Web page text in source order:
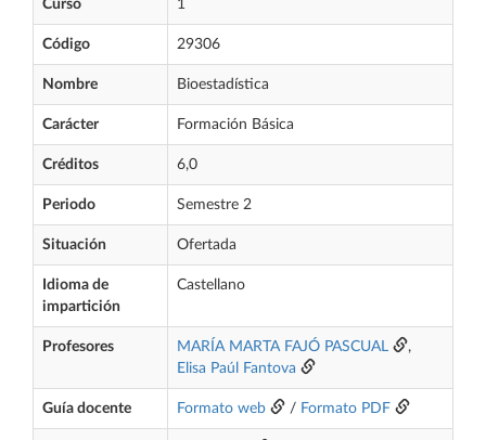
Curso 1
Código 29306
Nombre Bioestadística
Carácter Formación Básica
Créditos 6,0
Periodo Semestre 2
Situación Ofertada
Idioma de
impartición
Castellano
Profesores MARÍA MARTA FAJÓ PASCUAL
,
Elisa Paúl Fantova
Guía docente Formato web / Formato PDF